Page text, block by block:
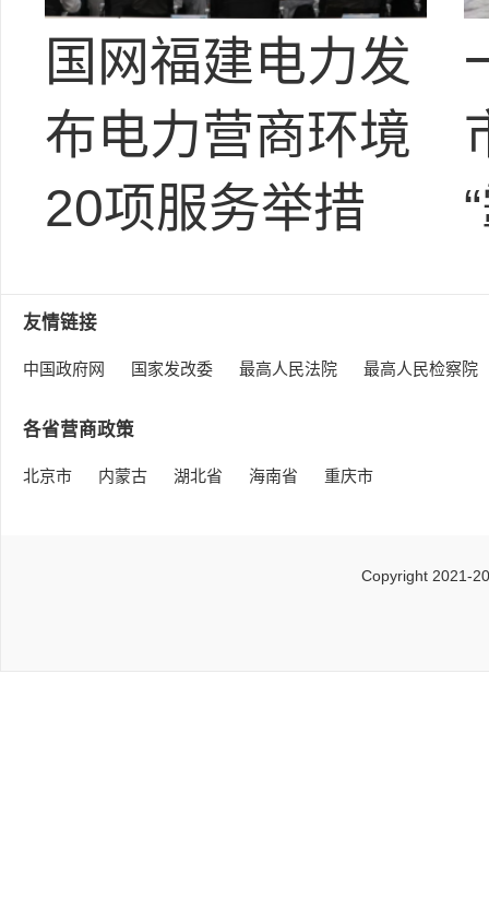
国网福建电力发
布电力营商环境
20项服务举措
友情链接
中国政府网 国家发改委 最高人民法院 最高人民检察院
各省营商政策
北京市 内蒙古 湖北省 海南省 重庆市
Copyright 2021-